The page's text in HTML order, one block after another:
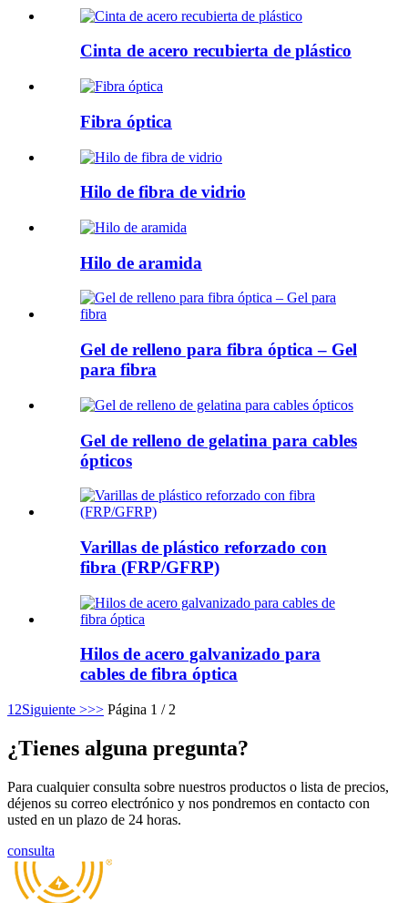
Cinta de acero recubierta de plástico
Fibra óptica
Hilo de fibra de vidrio
Hilo de aramida
Gel de relleno para fibra óptica – Gel
para fibra
Gel de relleno de gelatina para cables
ópticos
Varillas de plástico reforzado con
fibra (FRP/GFRP)
Hilos de acero galvanizado para
cables de fibra óptica
1 2Siguiente >>> Página 1 / 2
¿Tienes alguna pregunta?
Para cualquier consulta sobre nuestros productos o lista de precios,
déjenos su correo electrónico y nos pondremos en contacto con
usted en un plazo de 24 horas.
consulta